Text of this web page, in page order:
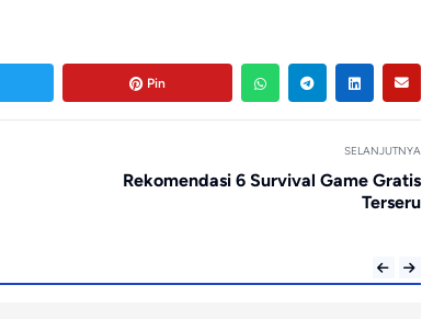
Pin
SELANJUTNYA
Rekomendasi 6 Survival Game Gratis
Terseru